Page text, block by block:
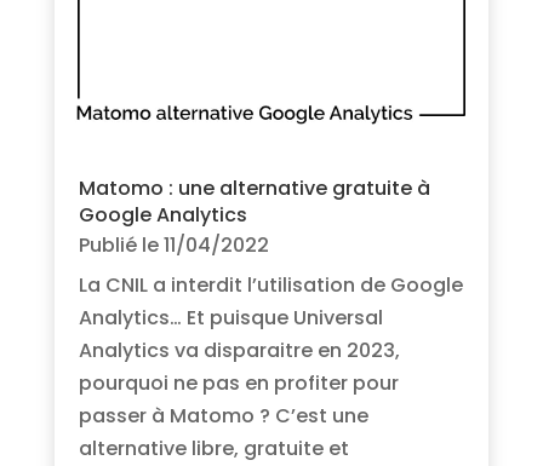
Matomo : une alternative gratuite à
Google Analytics
Publié le 11/04/2022
La CNIL a interdit l’utilisation de Google
Analytics… Et puisque Universal
Analytics va disparaitre en 2023,
pourquoi ne pas en profiter pour
passer à Matomo ? C’est une
alternative libre, gratuite et